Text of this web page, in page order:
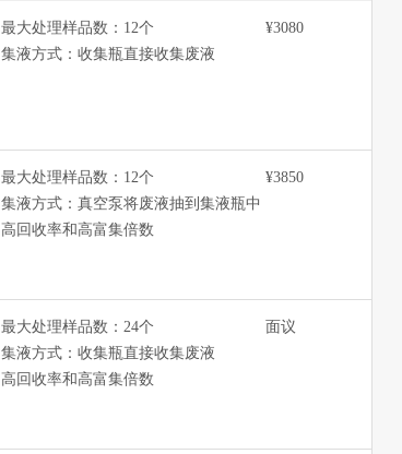
最大处理样品数：12个
集液方式：收集瓶直接收集废液
¥3080
最大处理样品数：12个
集液方式：真空泵将废液抽到集液瓶中
高回收率和高富集倍数
¥3850
最大处理样品数：24个
集液方式：收集瓶直接收集废液
高回收率和高富集倍数
面议